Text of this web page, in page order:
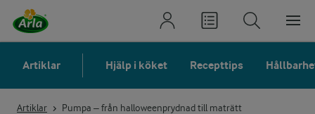
Artiklar Hjälp i köket Recepttips
Artiklar Pumpa – från halloweenprydnad till maträtt